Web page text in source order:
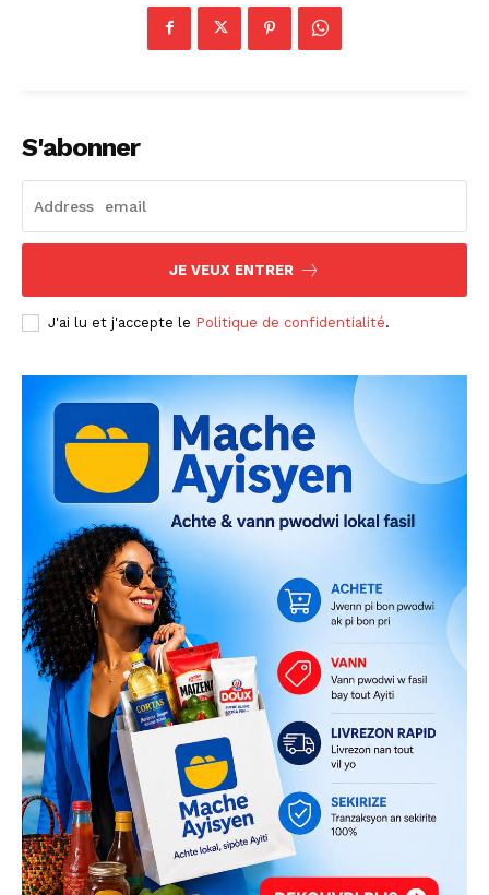
S'abonner
JE VEUX ENTRER
J'ai lu et j'accepte le Politique de confidentialité.